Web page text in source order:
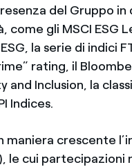
del Gruppo
come gli MSCI ESG
la serie di indici
rating, il
and Inclusion, la
Indices.
maniera crescente
le cui